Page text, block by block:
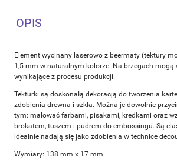
OPIS
Element wycinany laserowo z beermaty (tektury
1,5 mm w naturalnym kolorze. Na brzegach mogą
wynikające z procesu produkcji.
Tekturki są doskonałą dekoracją do tworzenia
zdobienia drewna i szkła. Można je dowolnie
tym: malować farbami, pisakami, kredkami oraz
brokatem, tuszem i pudrem do embossingu. Są
idealnie nadają się jako zdobienia w technice
Wymiary: 138 mm x 17 mm